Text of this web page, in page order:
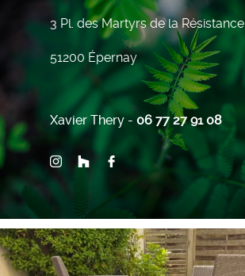
3 Pl. des Martyrs de la Résistance
51200 Épernay
Xavier Thery - 06 77 27 91 08